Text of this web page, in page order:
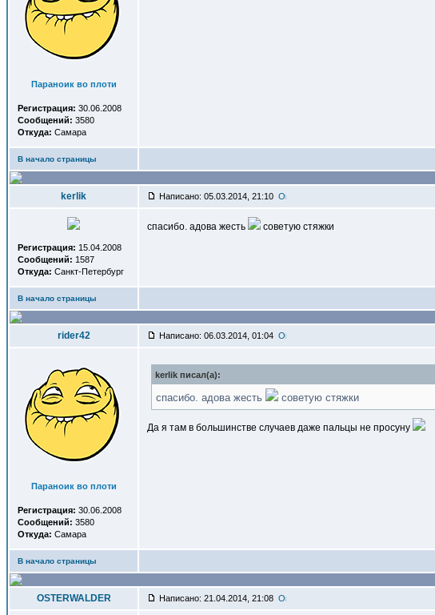
Параноик во плоти
Регистрация: 30.06.2008
Сообщений: 3580
Откуда: Самара
В начало страницы
kerlik Написано: 05.03.2014, 21:10
Регистрация: 15.04.2008
Сообщений: 1587
Откуда: Санкт-Петербург
спасибо. адова жесть советую стяжки
В начало страницы
rider42 Написано: 06.03.2014, 01:04
Параноик во плоти
Регистрация: 30.06.2008
Сообщений: 3580
Откуда: Самара
kerlik писал(a):
спасибо. адова жесть советую стяжки
Да я там в большинстве случаев даже пальцы не просуну
В начало страницы
OSTERWALDER Написано: 21.04.2014, 21:08